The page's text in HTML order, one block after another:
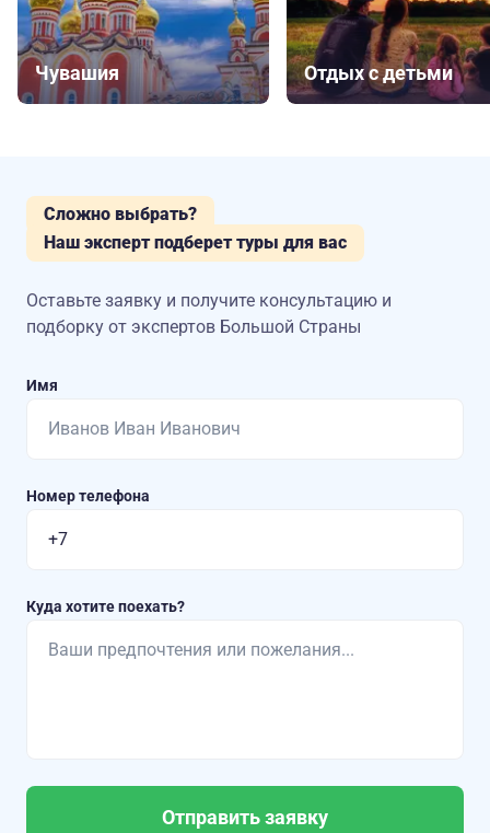
Чувашия Отдых с детьми
Сложно выбрать?
Наш эксперт подберет туры для вас
Оставьте заявку и получите консультацию и
подборку от экспертов Большой Страны
Имя
Номер телефона
Куда хотите поехать?
Отправить заявку